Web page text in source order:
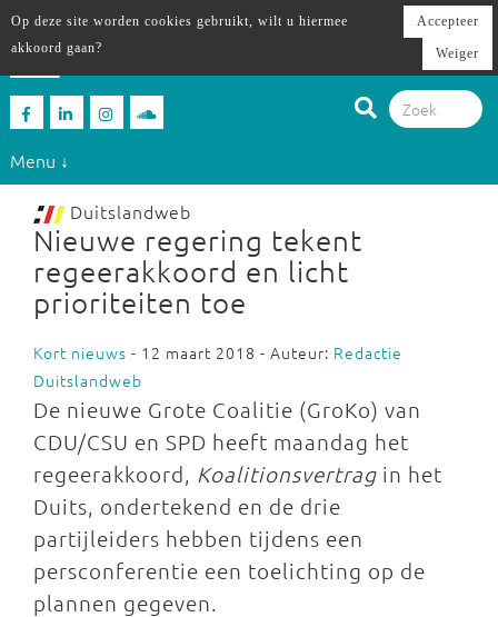
Menu ↓
Duitslandweb
Nieuwe regering tekent
regeerakkoord en licht
prioriteiten toe
Kort nieuws - 12 maart 2018 - Auteur: Redactie
Duitslandweb
De nieuwe Grote Coalitie (GroKo) van
CDU/CSU en SPD heeft maandag het
regeerakkoord, Koalitionsvertrag in het
Duits, ondertekend en de drie
partijleiders hebben tijdens een
persconferentie een toelichting op de
plannen gegeven.
Op deze site worden cookies gebruikt, wilt u hiermee
akkoord gaan?
Accepteer
Weiger